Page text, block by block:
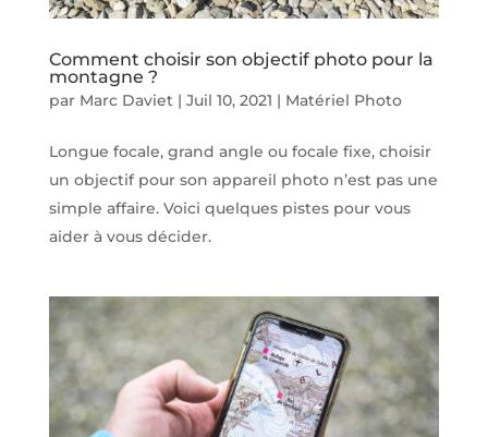
Comment choisir son objectif photo pour la
montagne ?
par Marc Daviet| Juil 10, 2021 | Matériel Photo
Longue focale, grand angle ou focale fixe, choisir
un objectif pour son appareil photo n’est pas une
simple affaire. Voici quelques pistes pour vous
aider à vous décider.